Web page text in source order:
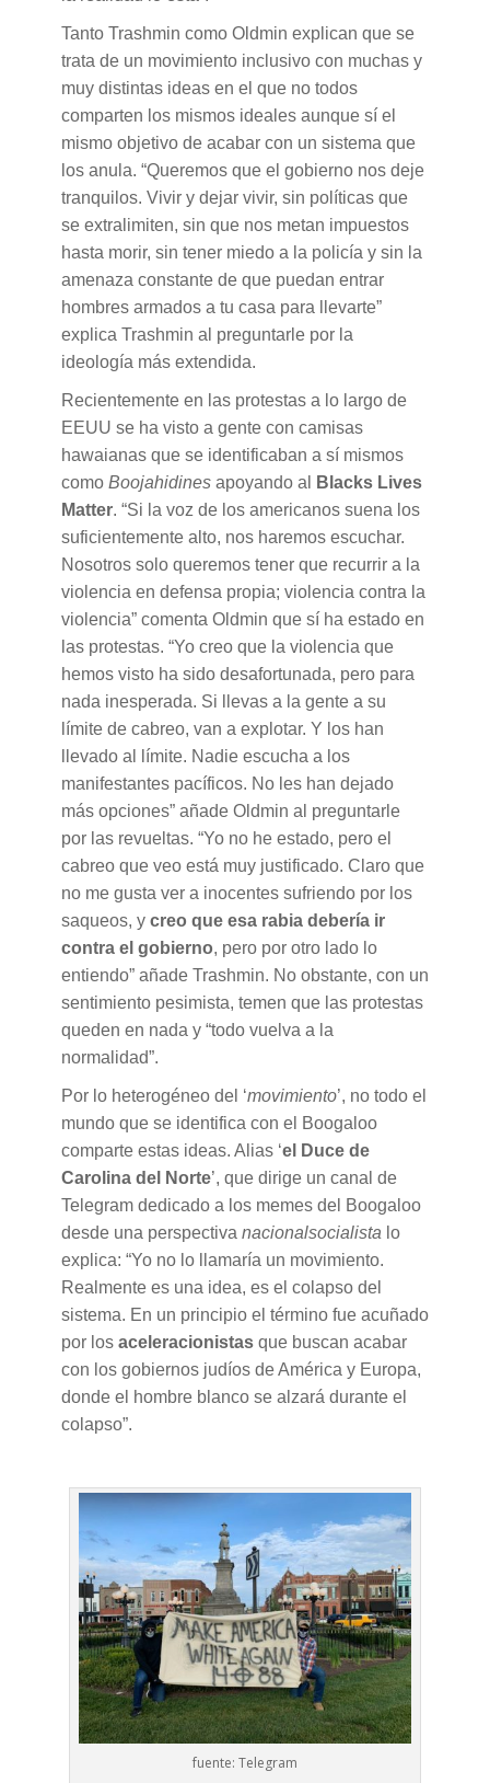
Tanto Trashmin como Oldmin explican que se
trata de un movimiento inclusivo con muchas y
muy distintas ideas en el que no todos
comparten los mismos ideales aunque sí el
mismo objetivo de acabar con un sistema que
los anula. “Queremos que el gobierno nos deje
tranquilos. Vivir y dejar vivir, sin políticas que
se extralimiten, sin que nos metan impuestos
hasta morir, sin tener miedo a la policía y sin la
amenaza constante de que puedan entrar
hombres armados a tu casa para llevarte”
explica Trashmin al preguntarle por la
ideología más extendida.
Recientemente en las protestas a lo largo de
EEUU se ha visto a gente con camisas
hawaianas que se identificaban a sí mismos
como Boojahidines apoyando al
Blacks Lives
Matter. “Si la voz de los americanos suena los
suficientemente alto, nos haremos escuchar.
Nosotros solo queremos tener que recurrir a la
violencia en defensa propia; violencia contra la
violencia” comenta Oldmin que sí ha estado en
las protestas. “Yo creo que la violencia que
hemos visto ha sido desafortunada, pero para
nada inesperada. Si llevas a la gente a su
límite de cabreo, van a explotar. Y los han
llevado al límite. Nadie escucha a los
manifestantes pacíficos. No les han dejado
más opciones” añade Oldmin al preguntarle
por las revueltas. “Yo no he estado, pero el
cabreo que veo está muy justificado. Claro que
no me gusta ver a inocentes sufriendo por los
saqueos, y creo que esa rabia debería ir
contra el gobierno, pero por otro lado lo
entiendo” añade Trashmin. No obstante, con un
sentimiento pesimista, temen que las protestas
queden en nada y “todo vuelva a la
normalidad”.
Por lo heterogéneo del ‘movimiento’, no todo el
mundo que se identifica con el Boogaloo
comparte estas ideas. Alias ‘el Duce de
Carolina del Norte’, que dirige un canal de
Telegram dedicado a los memes del Boogaloo
desde una perspectiva nacionalsocialista lo
explica: “Yo no lo llamaría un movimiento.
Realmente es una idea, es el colapso del
sistema. En un principio el término fue acuñado
por los aceleracionistas que buscan acabar
con los gobiernos judíos de América y Europa,
donde el hombre blanco se alzará durante el
colapso”.
fuente: Telegram